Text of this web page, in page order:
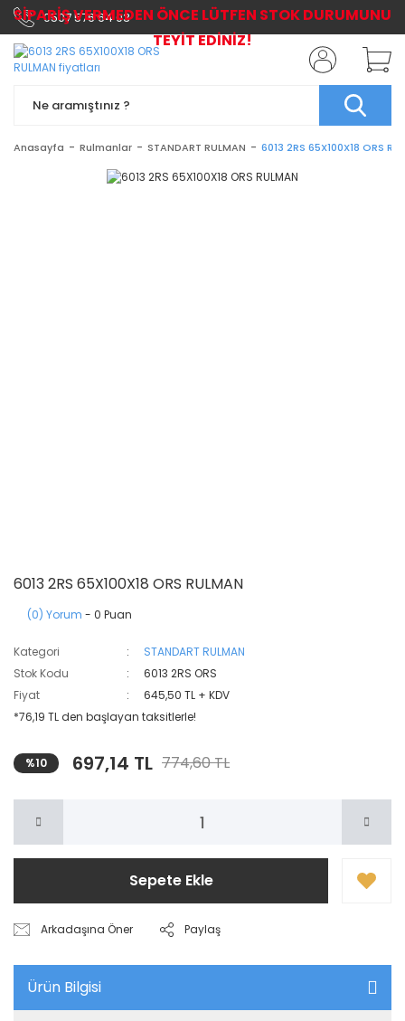
0507 576 64 03
Anasayfa Rulmanlar STANDART RULMAN 6013 2RS 65X100X18 ORS
6013 2RS 65X100X18 ORS RULMAN
(0) Yorum - 0 Puan
Kategori
STANDART RULMAN
Stok Kodu
6013 2RS ORS
Fiyat
645,50 TL + KDV
*76,19 TL den başlayan taksitlerle!
%10 697,14 TL 774,60 TL
Sepete Ekle
Arkadaşına Öner Paylaş
Ürün Bilgisi
SİPARİŞ VERMEDEN ÖNCE LÜTFEN STOK DURUMUNU
TEYİT EDİNİZ!